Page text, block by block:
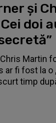
și
doi
Martin
ar fi fost la o
timp